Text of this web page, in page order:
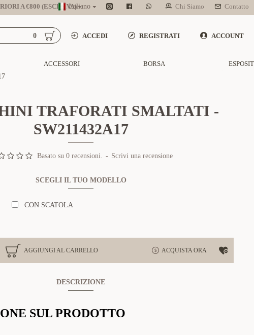
A €800 (ESCL. IVA)Italiano Chi Siamo Contatto
ACCEDI REGISTRATI ACCOUNT
0
ACCESSORI BORSA
TRAFORATI SMALTATI -
SW211432A17
Basato su 0 recensioni. - Scrivi una recensione
SCEGLI IL TUO MODELLO
CON SCATOLA
AGGIUNGI AL CARRELLO ACQUISTA ORA
DESCRIZIONE
SUL PRODOTTO